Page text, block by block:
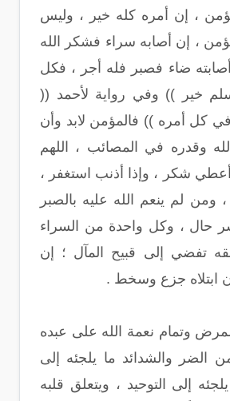
، إن أمره كله خير ، وليس
، إن أصابه سراء فشكر الله
ضاء فصبر فله أجر ، فكل
خير )) وفي رواية لأحمد ((
كل أمره )) فالمؤمن لابد وأن
وقدره في المصائب ، اللهم
أعطي شكر ، وإذا أذنب استغفر ،
ومن لم ينعم الله عليه بالصبر
حال ، وكل واحدة من السراء
تفضي إلى قبيح المآل ؛ إن
ابتلاه جزع وسخط .
وتمام نعمة الله على عبده
الضر والشدائد ما يلجئه إلى
إلى التوحيد ، ويتعلق قلبه